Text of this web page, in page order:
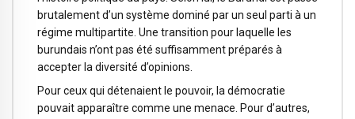
brutalement d’un système dominé par un seul parti à un
régime multipartite. Une transition pour laquelle les
burundais n’ont pas été suffisamment préparés à
accepter la diversité d’opinions.
Pour ceux qui détenaient le pouvoir, la démocratie
pouvait apparaître comme une menace. Pour d’autres,